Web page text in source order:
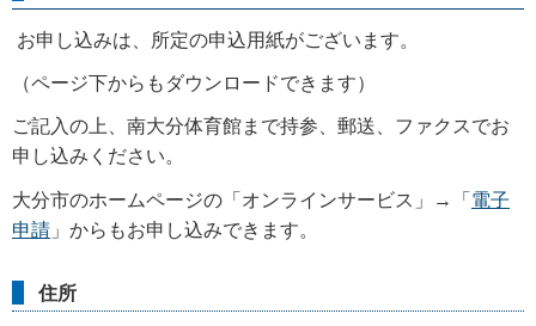
お申し込みは、所定の申込用紙がございます。
（ページ下からもダウンロードできます）
ご記入の上、南大分体育館まで持参、郵送、ファクスでお
申し込みください。
大分市のホームページの「オンラインサービス」→「 電子
申請 」からもお申し込みできます。
住所